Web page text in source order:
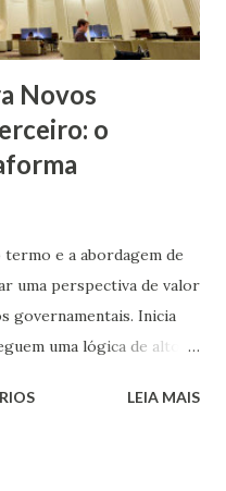
Novos
o
e a abordagem de
uma perspectiva de valor
governamentais. Inicia
uma lógica de alto
ao utilizarem essa
LEIA MAIS